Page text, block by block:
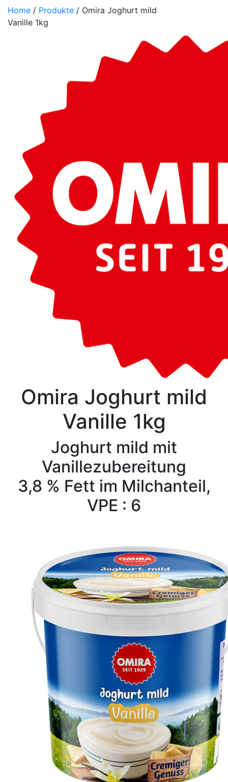
Home / Produkte / Omira Joghurt mild
Vanille 1kg
Omira Joghurt mild
Vanille 1kg
Joghurt mild mit
Vanillezubereitung
3,8 % Fett im Milchanteil,
VPE : 6